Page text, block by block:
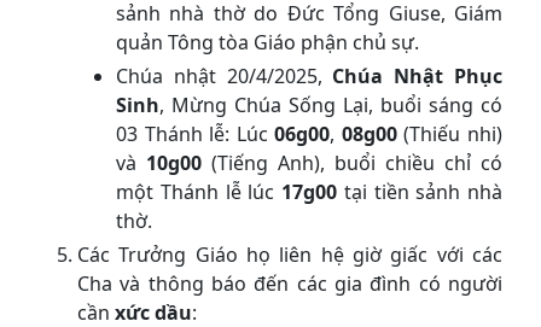
sảnh nhà thờ do Đức Tổng Giuse, Giám
quản Tông tòa Giáo phận chủ sự.
Chúa nhật 20/4/2025, Chúa Nhật Phục
Sinh, Mừng Chúa Sống Lại, buổi sáng có
03 Thánh lễ: Lúc06g00, 08g00(Thiếu nhi)
và 10g00 (Tiếng Anh), buổi chiều chỉ có
một Thánh lễ lúc 17g00 tại tiền sảnh nhà
thờ.
Các Trưởng Giáo họ liên hệ giờ giấc với các
Cha và thông báo đến các gia đình có người
cần xức dầu: